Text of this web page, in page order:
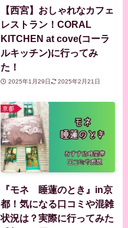
【西宮】おしゃれなカフェ
レストラン！CORAL
KITCHEN at cove(コーラ
ルキッチン)に行ってみ
た！
2025年1月29日 2025年2月21日
『モネ 睡蓮のとき』in京
都！気になる口コミや混雑
状況は？実際に行ってみた